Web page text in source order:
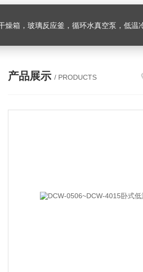
玻璃反应釜，循环水真空泵，低温冷却液循环泵，旋转
产品展示 / PRODUCTS